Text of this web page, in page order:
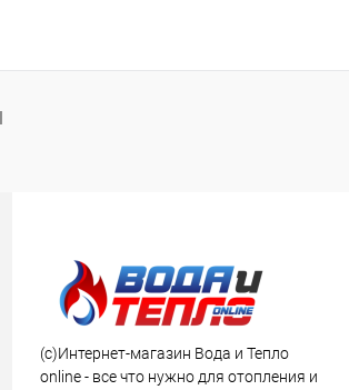
(c)Интернет-магазин Вода и Тепло
online - все что нужно для отопления и